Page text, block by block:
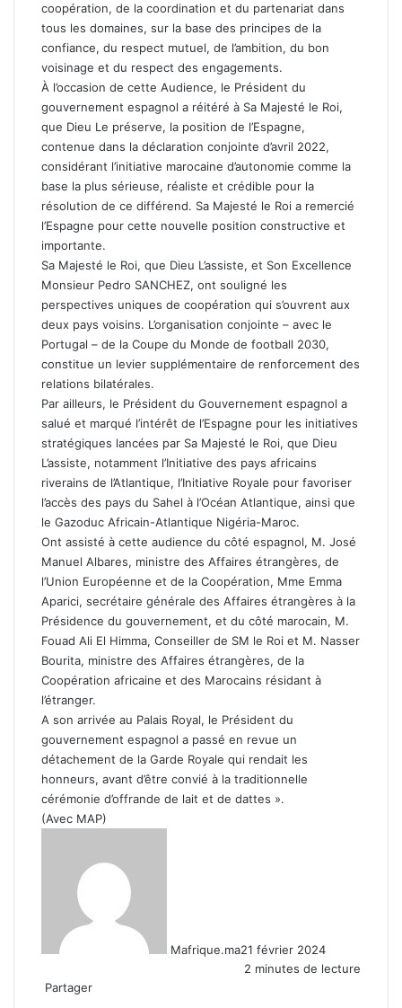
coopération, de la coordination et du partenariat dans
tous les domaines, sur la base des principes de la
confiance, du respect mutuel, de l’ambition, du bon
voisinage et du respect des engagements.
À l’occasion de cette Audience, le Président du
gouvernement espagnol a réitéré à Sa Majesté le Roi,
que Dieu Le préserve, la position de l’Espagne,
contenue dans la déclaration conjointe d’avril 2022,
considérant l’initiative marocaine d’autonomie comme la
base la plus sérieuse, réaliste et crédible pour la
résolution de ce différend. Sa Majesté le Roi a remercié
l’Espagne pour cette nouvelle position constructive et
importante.
Sa Majesté le Roi, que Dieu L’assiste, et Son Excellence
Monsieur Pedro SANCHEZ, ont souligné les
perspectives uniques de coopération qui s’ouvrent aux
deux pays voisins. L’organisation conjointe – avec le
Portugal – de la Coupe du Monde de football 2030,
constitue un levier supplémentaire de renforcement des
relations bilatérales.
Par ailleurs, le Président du Gouvernement espagnol a
salué et marqué l’intérêt de l’Espagne pour les initiatives
stratégiques lancées par Sa Majesté le Roi, que Dieu
L’assiste, notamment l’Initiative des pays africains
riverains de l’Atlantique, l’Initiative Royale pour favoriser
l’accès des pays du Sahel à l’Océan Atlantique, ainsi que
le Gazoduc Africain-Atlantique Nigéria-Maroc.
Ont assisté à cette audience du côté espagnol, M. José
Manuel Albares, ministre des Affaires étrangères, de
l’Union Européenne et de la Coopération, Mme Emma
Aparici, secrétaire générale des Affaires étrangères à la
Présidence du gouvernement, et du côté marocain, M.
Fouad Ali El Himma, Conseiller de SM le Roi et M. Nasser
Bourita, ministre des Affaires étrangères, de la
Coopération africaine et des Marocains résidant à
l’étranger.
A son arrivée au Palais Royal, le Président du
gouvernement espagnol a passé en revue un
détachement de la Garde Royale qui rendait les
honneurs, avant d’être convié à la traditionnelle
cérémonie d’offrande de lait et de dattes ».
(Avec MAP)
Mafrique.ma21 février 2024
2 minutes de lecture
Partager